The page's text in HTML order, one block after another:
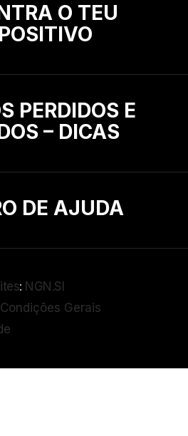
O TEU
PERDIDOS E
– DICAS
DE AJUDA
: NGN.SI
Gerais